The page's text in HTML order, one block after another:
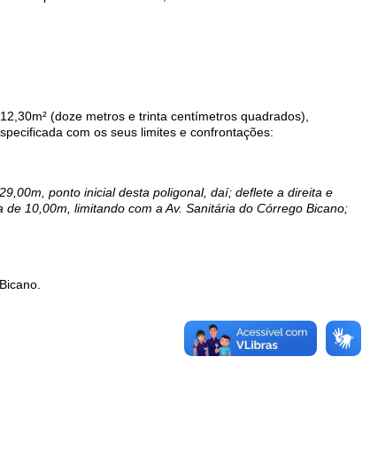
(doze metros e trinta centímetros quadrados),
com os seus limites e confrontações:
ponto inicial desta poligonal, daí; deflete a direita e
10,00m, limitando com a Av. Sanitária do Córrego Bicano;